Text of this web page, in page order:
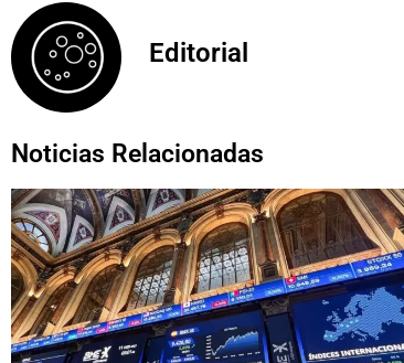
Editorial
Noticias Relacionadas